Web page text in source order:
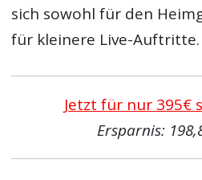
sich sowohl für den
für kleinere Live-Auftritte.
Jetzt für nur 395€
Ersparnis: